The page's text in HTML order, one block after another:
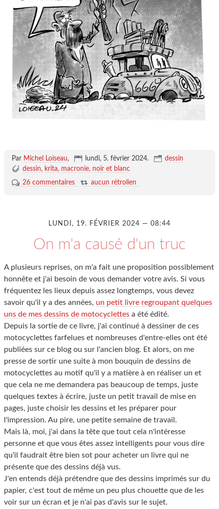
Par Michel Loiseau, lundi, 5. février 2024.
dessin
dessin
krita macronie noir et blanc
26 commentaires
aucun rétrolien
LUNDI, 19. FÉVRIER 2024 — 08:44
On m'a causé d'un truc
A plusieurs reprises, on m'a fait une proposition possiblement
honnête et j'ai besoin de vous demander votre avis. Si vous
fréquentez les lieux depuis assez longtemps, vous devez
savoir qu'il y a des années, un petit livre regroupant quelques
uns de mes dessins de motocyclettes a été édité.
Depuis la sortie de ce livre, j'ai continué à dessiner de ces
motocyclettes farfelues et nombreuses d'entre-elles ont été
publiées sur ce blog ou sur l'ancien blog. Et alors, on me
presse de sortir une suite à mon bouquin de dessins de
motocyclettes au motif qu'il y a matière à en réaliser un et
que cela ne me demandera pas beaucoup de temps, juste
quelques textes à écrire, juste un petit travail de mise en
pages, juste choisir les dessins et les préparer pour
l'impression. Au pire, une petite semaine de travail.
Mais là, moi, j'ai dans la tête que tout cela n'intéresse
personne et que vous êtes assez intelligents pour vous dire
qu'il faudrait être bien sot pour acheter un livre qui ne
présente que des dessins déjà vus.
J'en entends déjà prétendre que des dessins imprimés sur du
papier, c'est tout de même un peu plus chouette que de les
voir sur un écran et je n'ai pas d'avis sur le sujet.